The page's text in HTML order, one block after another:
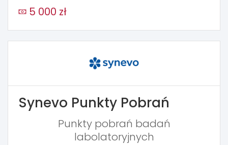
5 000 zł
Synevo Punkty Pobrań
Punkty pobrań badań
labolatoryjnych